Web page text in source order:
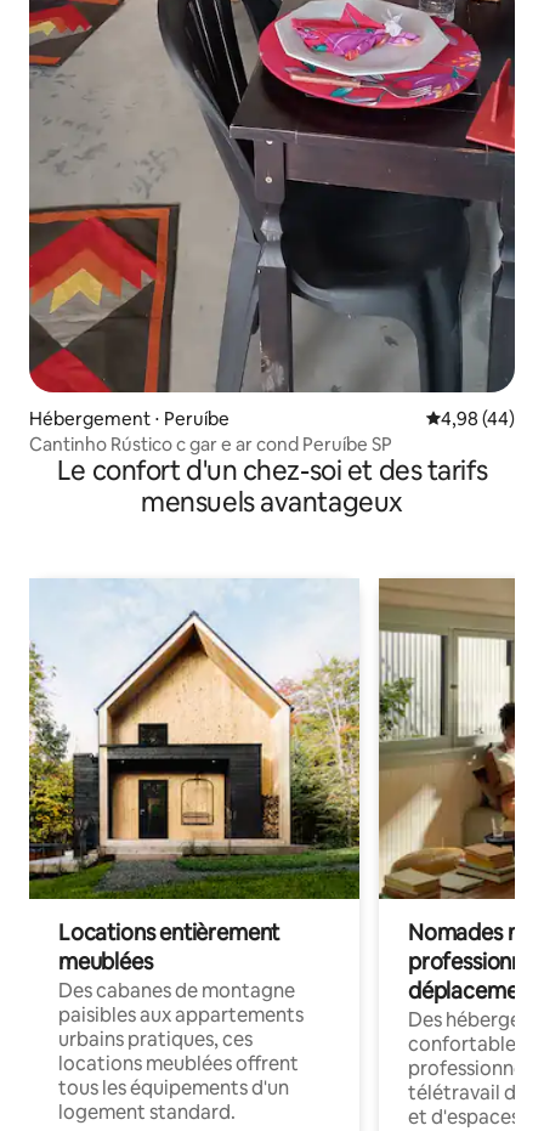
Hébergement ⋅ Peruíbe Évaluation
4,98 (44)
Cantinho Rústico c gar e ar cond Peruíbe SP
Le confort d'un chez-soi et des tarifs
mensuels avantageux
Locations entièrement
meublées
Des cabanes de montagne
paisibles aux appartements
urbains pratiques, ces
locations meublées offrent
tous les équipements d'un
logement standard.
Nomades
déplacement
Des
confortables
professionnels
télétravail
et d'espaces